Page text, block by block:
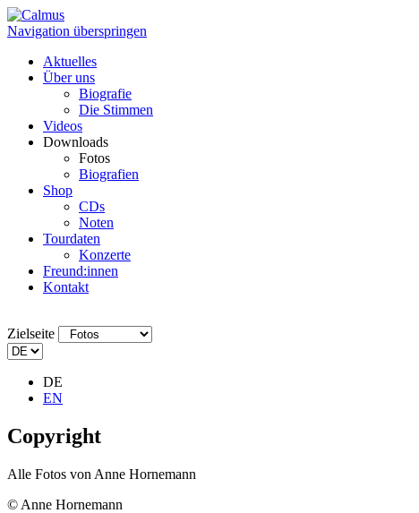
Navigation überspringen
Aktuelles
Über uns
Biografie
Die Stimmen
Videos
Downloads
Fotos
Biografien
Shop
CDs
Noten
Tourdaten
Konzerte
Freund:innen
Kontakt
Zielseite
DE
EN
Copyright
Alle Fotos von Anne Hornemann
© Anne Hornemann